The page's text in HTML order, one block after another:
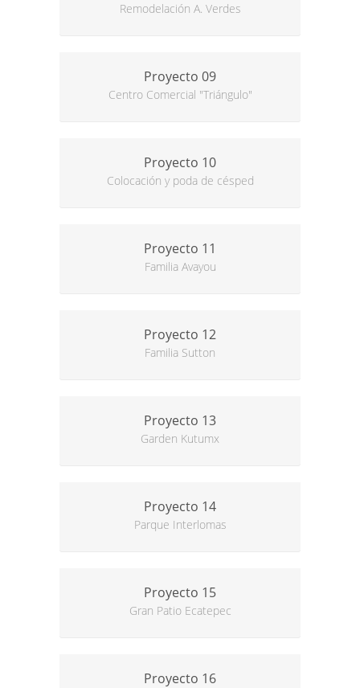
Remodelación A. Verdes
Proyecto 09
Centro Comercial "Triángulo"
Proyecto 10
Colocación y poda de césped
Proyecto 11
Familia Avayou
Proyecto 12
Familia Sutton
Proyecto 13
Garden Kutumx
Proyecto 14
Parque Interlomas
Proyecto 15
Gran Patio Ecatepec
Proyecto 16